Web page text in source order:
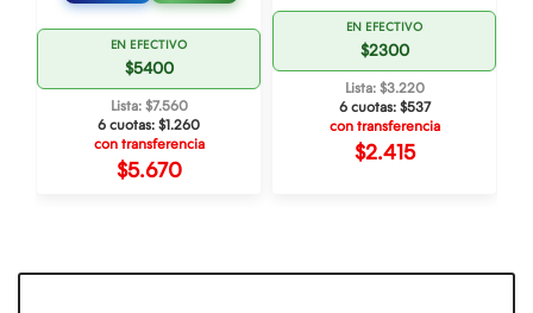
EN EFECTIVO
$5400
Lista: $7.560
6 cuotas: $1.260
con transferencia
$5.670
EN EFECTIVO
$2300
Lista: $3.220
6 cuotas: $537
con transferencia
$2.415